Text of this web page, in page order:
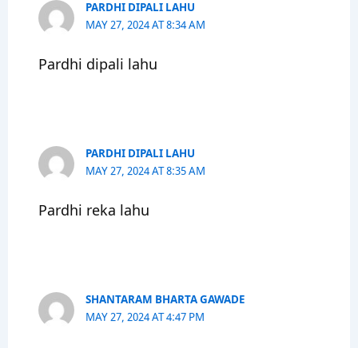
PARDHI DIPALI LAHU
MAY 27, 2024 AT 8:34 AM
Pardhi dipali lahu
PARDHI DIPALI LAHU
MAY 27, 2024 AT 8:35 AM
Pardhi reka lahu
SHANTARAM BHARTA GAWADE
MAY 27, 2024 AT 4:47 PM